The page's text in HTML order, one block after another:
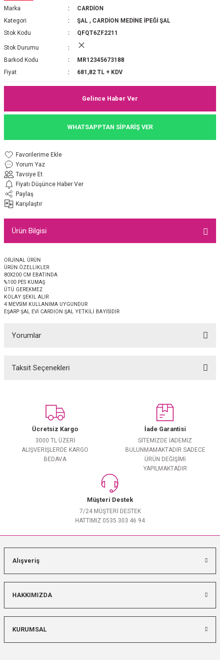
2025-2026 SONBAHAR KIŞ
JAKAR EŞARP
PAMUK EŞARP
EŞARP
EŞARP 2025-2026 SONBAHAR KIŞ
EŞARP
ŞAL
MEDİNE İPEĞİ ŞAL
İPEĞİ ŞAL
ŞAL
JAKAR ŞAL
İpek Koton Şal
ŞAL
Marka
CARDİON
Kategori
ŞAL , CARDİON MEDİNE İPEĞİ ŞAL
Stok Kodu
QFQT6ZF2211
Stok Durumu
Barkod Kodu
MR12345673188
Fiyat
681,82 TL + KDV
Gelince Haber Ver
WHATSAPPTAN SİPARİŞ VER
Yorum Yaz
Tavsiye Et
Fiyatı Düşünce Haber Ver
Paylaş
Karşılaştır
Ürün Bilgisi
ORJİNAL ÜRÜN
ÜRÜN ÖZELLİKLER
80X200 CM EBATINDA
%100 PES KUMAŞ
ÜTÜ GEREKMEZ
KOLAY ŞEKİL ALIR
4 MEVSİM KULLANIMA UYGUNDUR
EŞARP ŞAL EVİ CARDİON ŞAL YETKİLİ BAYİSİDİR
Yorumlar
Taksit Seçenekleri
Ücretsiz Kargo
3000 TL ÜZERİ
ALIŞVERİŞLERDE KARGO
BEDAVA
İade Garantisi
SİTEMİZDE İADEMİZ
BULUNMAMAKTADIR SADECE
ÜRÜN DEĞİŞİMİ
YAPILMAKTADIR
Müşteri Destek
7/24 MÜŞTERİ DESTEK
HATTIMIZ 0535 303 46 94
Alışveriş
HAKKIMIZDA
KURUMSAL